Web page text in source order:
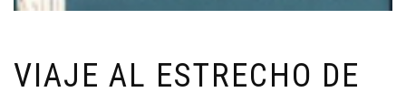
VIAJE AL ESTRECHO DE